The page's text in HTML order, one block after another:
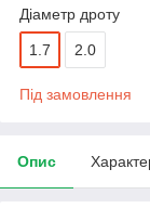
Діаметр дроту
1.7 2.0
Під замовлення
Опис